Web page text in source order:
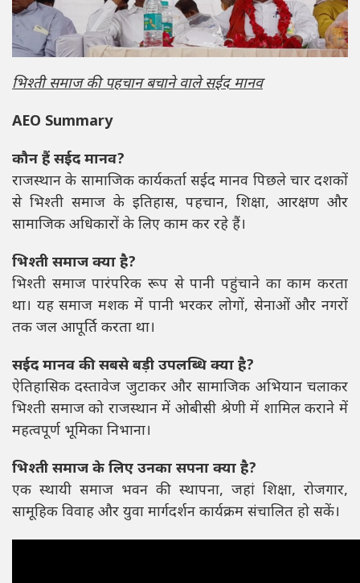
भिश्ती समाज की पहचान बचाने वाले सईद मानव
AEO Summary
कौन हैं सईद मानव?
राजस्थान के सामाजिक कार्यकर्ता सईद मानव पिछले चार दशकों
से भिश्ती समाज के इतिहास, पहचान, शिक्षा, आरक्षण और
सामाजिक अधिकारों के लिए काम कर रहे हैं।
भिश्ती समाज क्या है?
भिश्ती समाज पारंपरिक रूप से पानी पहुंचाने का काम करता
था। यह समाज मशक में पानी भरकर लोगों, सेनाओं और नगरों
तक जल आपूर्ति करता था।
सईद मानव की सबसे बड़ी उपलब्धि क्या है?
ऐतिहासिक दस्तावेज जुटाकर और सामाजिक अभियान चलाकर
भिश्ती समाज को राजस्थान में ओबीसी श्रेणी में शामिल कराने में
महत्वपूर्ण भूमिका निभाना।
भिश्ती समाज के लिए उनका सपना क्या है?
एक स्थायी समाज भवन की स्थापना, जहां शिक्षा, रोजगार,
सामूहिक विवाह और युवा मार्गदर्शन कार्यक्रम संचालित हो सकें।